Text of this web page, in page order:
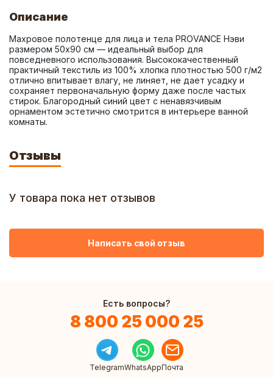
Описание
Махровое полотенце для лица и тела PROVANCE Нэви
размером 50х90 см — идеальный выбор для
повседневного использования. Высококачественный
практичный текстиль из 100% хлопка плотностью 500 г/м2
отлично впитывает влагу, не линяет, не дает усадку и
сохраняет первоначальную форму даже после частых
стирок. Благородный синий цвет с ненавязчивым
орнаментом эстетично смотрится в интерьере ванной
комнаты.
Отзывы
У товара пока нет отзывов
Написать свой отзыв
Есть вопросы?
8 800 25 000 25
TelegramWhatsAppПочта